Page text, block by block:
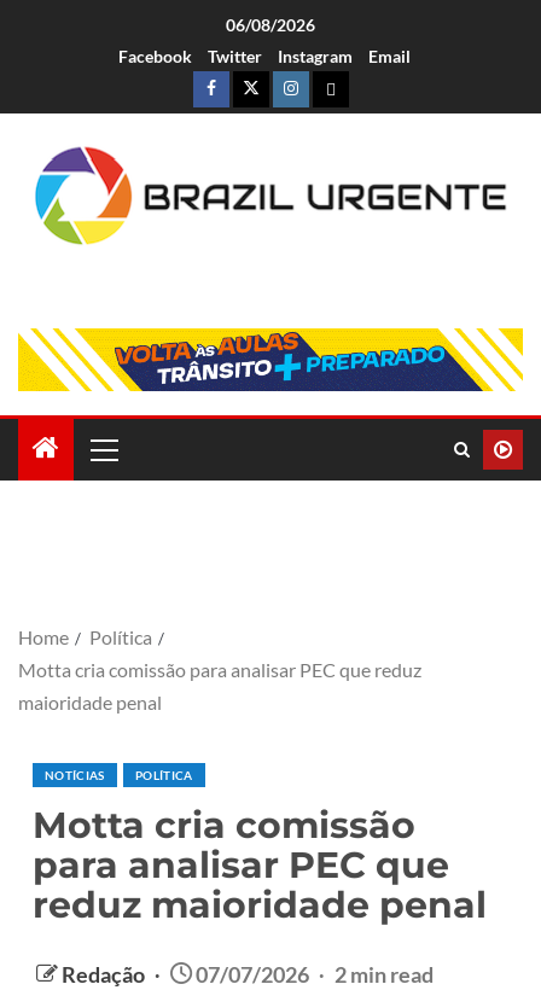
06/08/2026
Facebook
Twitter Instagram Email
Home
Política
Motta cria comissão para analisar PEC que reduz
maioridade penal
NOTÍCIAS POLÍTICA
Motta cria comissão
para analisar PEC que
reduz maioridade penal
Redação 07/07/2026 2 min read